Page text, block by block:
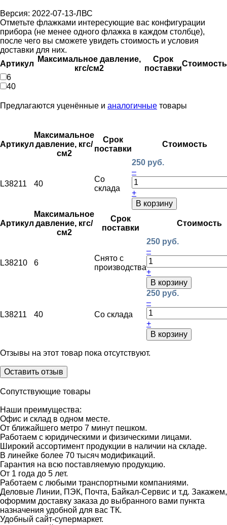
Версия: 2022-07-13-ЛВС
Отметьте флажками интересующие вас конфигурации
прибора (не менее одного флажка в каждом столбце),
после чего вы сможете увидеть стоимость и условия
доставки для них.
Артикул
Максимальное давление,
кгс/см2
Срок
поставки
Стоимость
6
40
Предлагаются уценённые и аналогичные товары
Артикул
Максимальное
давление, кгс/
см2
Срок
поставки
Стоимость
L38211 40
Со
склада
250 руб.
–
+
В корзину
Артикул
Максимальное
давление, кгс/
см2
Срок
поставки
Стоимость
L38210 6
Снято с
производства
250 руб.
–
+
В корзину
L38211 40 Со склада
250 руб.
–
+
В корзину
Отзывы на этот товар пока отсутствуют.
Оставить отзыв
Сопутствующие товары
Наши преимущества:
Офис и склад в одном месте.
От ближайшего метро 7 минут пешком.
Работаем с юридическими и физическими лицами.
Широкий ассортимент продукции в наличии на складе.
В линейке более 70 тысяч модификаций.
Гарантия на всю поставляемую продукцию.
От 1 года до 5 лет.
Работаем с любыми транспортными компаниями.
Деловые Линии, ПЭК, Почта, Байкал-Сервис и т.д. Закажем,
оформим доставку заказа до выбранного вами пункта
назначения удобной для вас ТК.
Удобный сайт-супермаркет.